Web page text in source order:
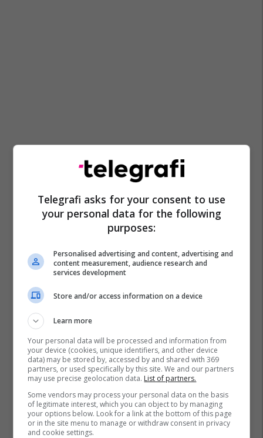
Telegrafi asks for your consent to use
your personal data for the following
purposes:
Personalised advertising and content, advertising and
content measurement, audience research and
services development
Store and/or access information on a device
Learn more
Your personal data will be processed and information from
your device (cookies, unique identifiers, and other device
data) may be stored by, accessed by and shared with 369
partners, or used specifically by this site. We and our partners
may use precise geolocation data. List of partners.
Some vendors may process your personal data on the basis
of legitimate interest, which you can object to by managing
your options below. Look for a link at the bottom of this page
or in the site menu to manage or withdraw consent in privacy
and cookie settings.